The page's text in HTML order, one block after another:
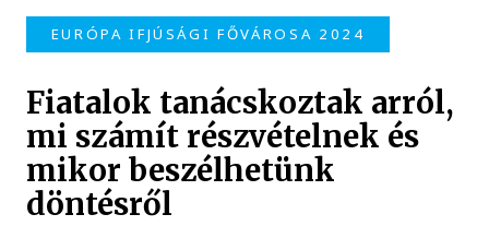
EURÓPA IFJÚSÁGI FŐVÁROSA 2024
Fiatalok tanácskoztak arról,
mi számít részvételnek és
mikor beszélhetünk
döntésről